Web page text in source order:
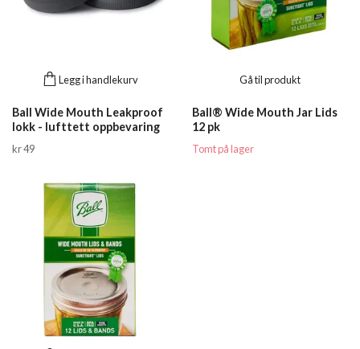
Legg i handlekurv
Ball Wide Mouth Leakproof
lokk - lufttett oppbevaring
kr 49
Gå til produkt
Ball® Wide Mouth Jar Lids
12 pk
Tomt på lager